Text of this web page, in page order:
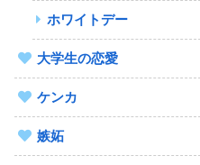
ホワイトデー
大学生の恋愛
ケンカ
嫉妬